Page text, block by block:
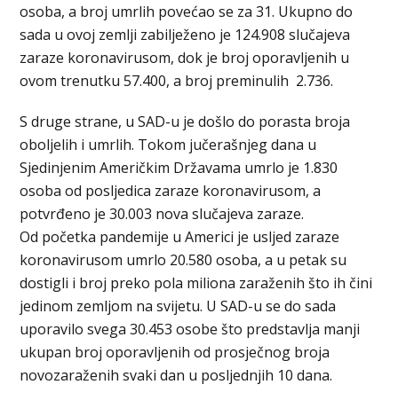
osoba, a broj umrlih povećao se za 31. Ukupno do
sada u ovoj zemlji zabilježeno je 124.908 slučajeva
zaraze koronavirusom, dok je broj oporavljenih u
ovom trenutku 57.400, a broj preminulih 2.736.
S druge strane, u SAD-u je došlo do porasta broja
oboljelih i umrlih. Tokom jučerašnjeg dana u
Sjedinjenim Američkim Državama umrlo je 1.830
osoba od posljedica zaraze koronavirusom, a
potvrđeno je 30.003 nova slučajeva zaraze.
Od početka pandemije u Americi je usljed zaraze
koronavirusom umrlo 20.580 osoba, a u petak su
dostigli i broj preko pola miliona zaraženih što ih čini
jedinom zemljom na svijetu. U SAD-u se do sada
uporavilo svega 30.453 osobe što predstavlja manji
ukupan broj oporavljenih od prosječnog broja
novozaraženih svaki dan u posljednjih 10 dana.